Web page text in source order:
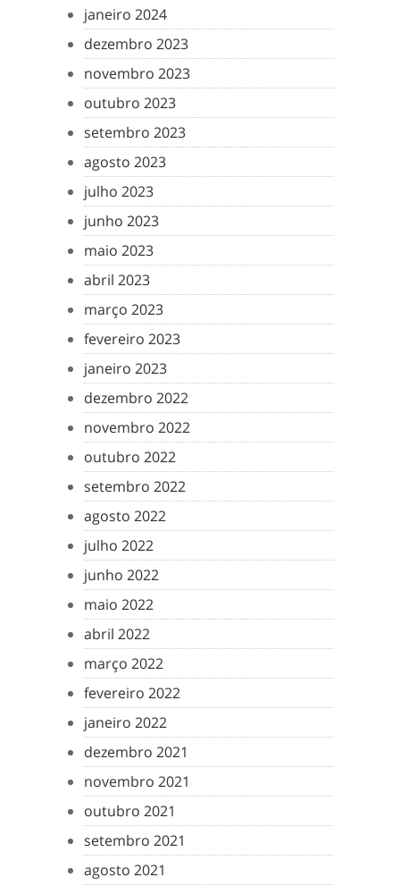
janeiro 2024
dezembro 2023
novembro 2023
outubro 2023
setembro 2023
agosto 2023
julho 2023
junho 2023
maio 2023
abril 2023
março 2023
fevereiro 2023
janeiro 2023
dezembro 2022
novembro 2022
outubro 2022
setembro 2022
agosto 2022
julho 2022
junho 2022
maio 2022
abril 2022
março 2022
fevereiro 2022
janeiro 2022
dezembro 2021
novembro 2021
outubro 2021
setembro 2021
agosto 2021